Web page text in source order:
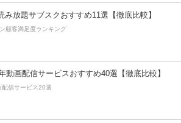
み放題サブスクおすすめ11選【徹底比較】
顧客満足度ランキング
動画配信サービスおすすめ40選【徹底比較】
配信サービス20選